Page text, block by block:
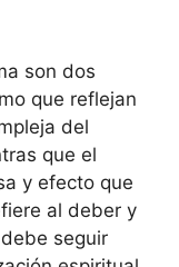
son dos
que reflejan
del
que el
y efecto que
al deber y
seguir